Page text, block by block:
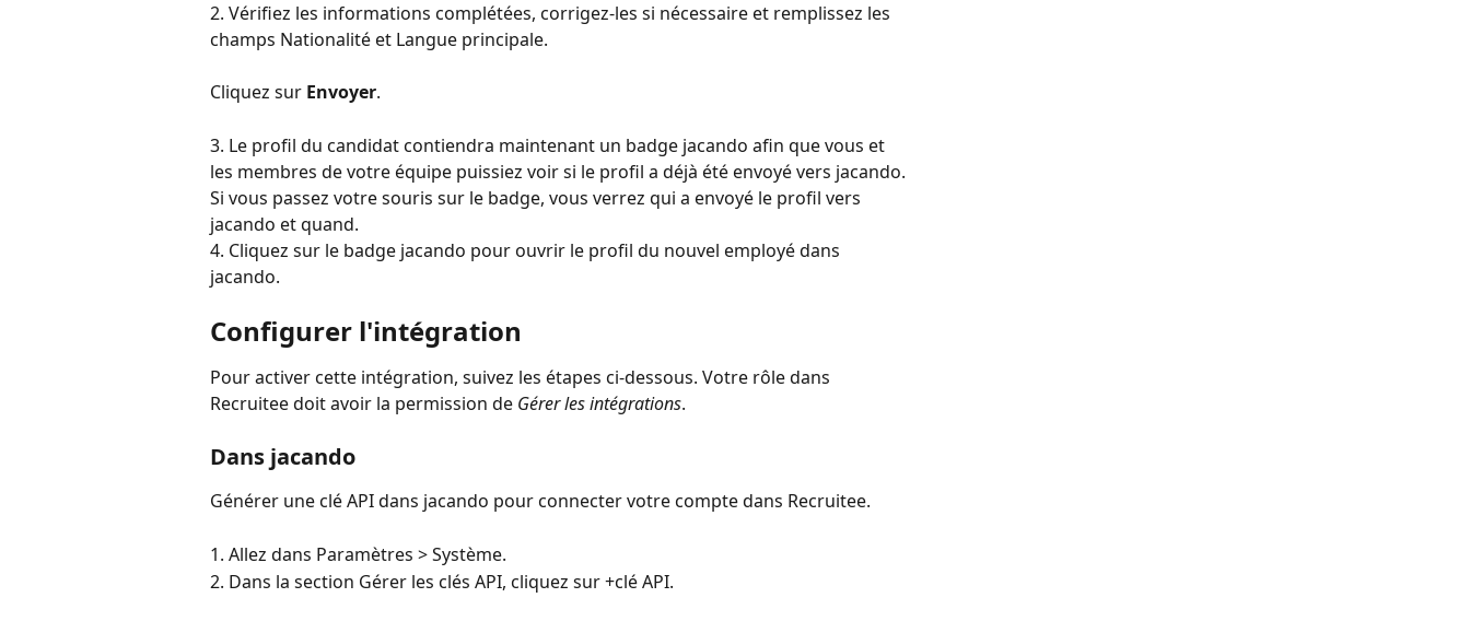
2. Vérifiez les informations complétées, corrigez-les si nécessaire et remplissez les
champs Nationalité et Langue principale.
Cliquez sur Envoyer.
3. Le profil du candidat contiendra maintenant un badge jacando afin que vous et
les membres de votre équipe puissiez voir si le profil a déjà été envoyé vers jacando.
Si vous passez votre souris sur le badge, vous verrez qui a envoyé le profil vers
jacando et quand.
4. Cliquez sur le badge jacando pour ouvrir le profil du nouvel employé dans
jacando.
Configurer l'intégration
Pour activer cette intégration, suivez les étapes ci-dessous. Votre rôle dans
Recruitee doit avoir la permission de Gérer les intégrations.
Dans jacando
Générer une clé API dans jacando pour connecter votre compte dans Recruitee.
1. Allez dans Paramètres > Système.
2. Dans la section Gérer les clés API, cliquez sur +clé API.